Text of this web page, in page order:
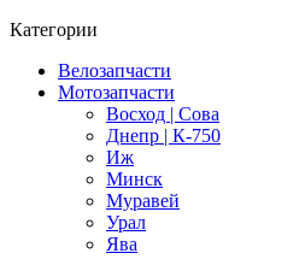
Категории
Велозапчасти
Мотозапчасти
Восход | Сова
Днепр | К-750
Иж
Минск
Муравей
Урал
Ява